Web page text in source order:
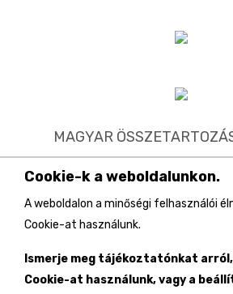
MAGYAR
1113 Budapest, Tas vezér
Postacím: 1518 Budapest,
Írjon nekünk!
Cookie-k a weboldalunkon.
A weboldalon a minőségi felhasználói
Cookie-at használunk.
Ismerje meg tájékoztatónkat
Cookie-at használunk, vagy a